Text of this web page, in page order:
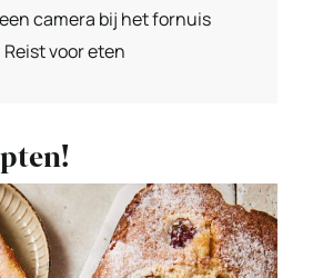
camera bij het fornuis
Reist voor eten